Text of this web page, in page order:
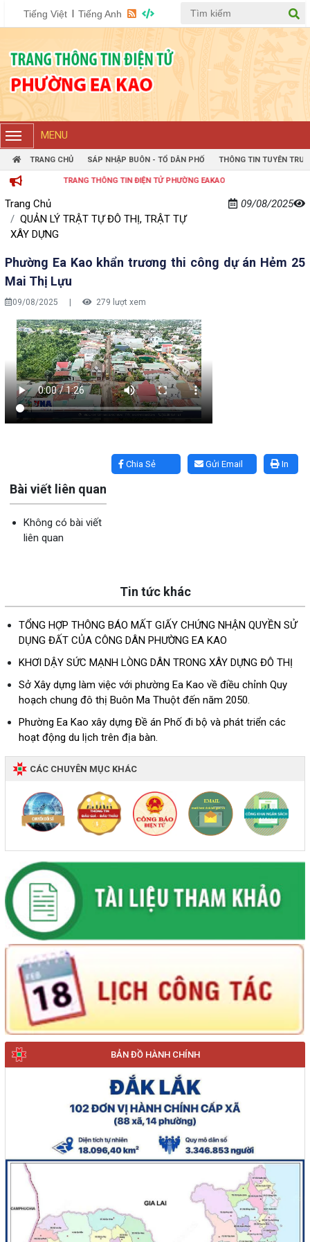
Tiếng Việt Tiếng Anh
MENU
TRANG CHỦ SÁP NHẬP BUÔN - TỔ DÂN PHỐ THÔNG TIN TUYÊN
TRANG THÔNG TIN ĐIỆN TỬ PHƯỜNG EAKAO
BẢN ĐỒ HÀNH CHÍNH
Trang Chủ
QUẢN LÝ TRẬT TỰ ĐÔ THỊ, TRẬT TỰ
XÂY DỰNG
09/08/2025
Phường Ea Kao khẩn trương thi công dự án Hẻm 25
Mai Thị Lựu
09/08/2025 279 lượt xem
In
Gửi Email
Chia Sẻ
Bài viết liên quan
Không có bài viết
liên quan
Tin tức khác
TỔNG HỢP THÔNG BÁO MẤT GIẤY CHỨNG NHẬN QUYỀN SỬ
DỤNG ĐẤT CỦA CÔNG DÂN PHƯỜNG EA KAO
KHƠI DẬY SỨC MẠNH LÒNG DÂN TRONG XÂY DỰNG ĐÔ THỊ
Sở Xây dựng làm việc với phường Ea Kao về điều chỉnh Quy
hoạch chung đô thị Buôn Ma Thuột đến năm 2050.
Phường Ea Kao xây dựng Đề án Phố đi bộ và phát triển các
hoạt động du lịch trên địa bàn.
CÁC CHUYÊN MỤC KHÁC